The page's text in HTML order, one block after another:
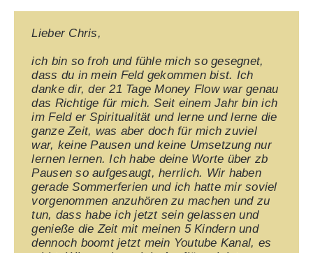
Lieber Chris,
ich bin so froh und fühle mich so gesegnet,
dass du in mein Feld gekommen bist. Ich
danke dir, der 21 Tage Money Flow war genau
das Richtige für mich. Seit einem Jahr bin ich
im Feld er Spiritualität und lerne und lerne die
ganze Zeit, was aber doch für mich zuviel
war, keine Pausen und keine Umsetzung nur
lernen lernen. Ich habe deine Worte über zb
Pausen so aufgesaugt, herrlich. Wir haben
gerade Sommerferien und ich hatte mir soviel
vorgenommen anzuhören zu machen und zu
tun, dass habe ich jetzt sein gelassen und
genieße die Zeit mit meinen 5 Kindern und
dennoch boomt jetzt mein Youtube Kanal, es